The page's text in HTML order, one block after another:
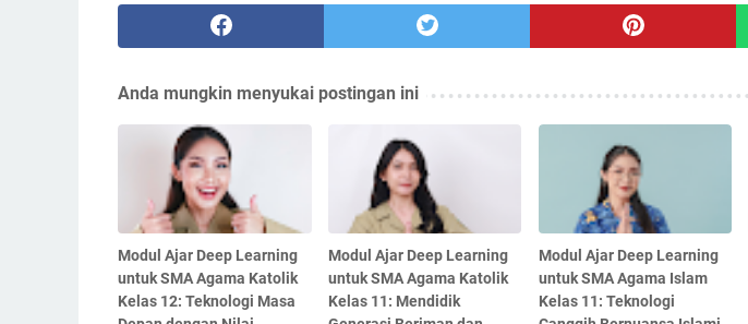
Anda mungkin menyukai postingan ini
Modul Ajar Deep Learning
untuk SMA Agama Katolik
Kelas 12: Teknologi Masa
Modul Ajar Deep Learning
untuk SMA Agama Katolik
Kelas 11: Mendidik
Modul Ajar Deep Learning
untuk SMA Agama Islam
Kelas 11: Teknologi